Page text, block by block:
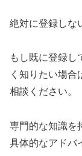
絶対に登録しな
もし既に登録し
く知りたい場
相談ください。
専門的な知識を
具体的なアドバ